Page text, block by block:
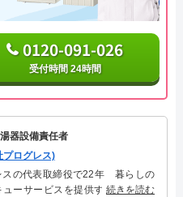
0120-091-026
受付時間 24時間
器設備責任者
ログレス)
スの代表取締役で22年 暮らしの
ーサービスを提供する株式会社
続きを読む